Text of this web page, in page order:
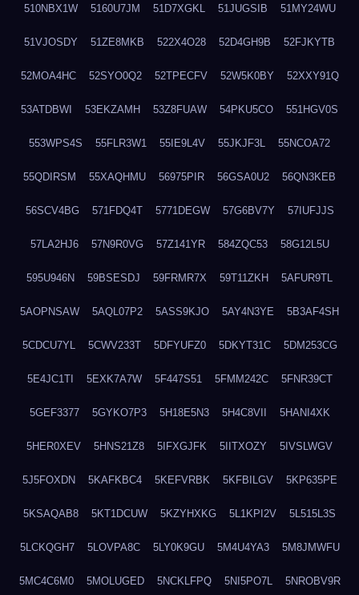
510NBX1W 5160U7JM 51D7XGKL 51JUGSIB 51MY24WU
51VJOSDY 51ZE8MKB 522X4O28 52D4GH9B 52FJKYTB
52MOA4HC 52SYO0Q2 52TPECFV 52W5K0BY 52XXY91Q
53ATDBWI 53EKZAMH 53Z8FUAW 54PKU5CO 551HGV0S
553WPS4S 55FLR3W1 55IE9L4V 55JKJF3L 55NCOA72
55QDIRSM 55XAQHMU 56975PIR 56GSA0U2 56QN3KEB
56SCV4BG 571FDQ4T 5771DEGW 57G6BV7Y 57IUFJJS
57LA2HJ6 57N9R0VG 57Z141YR 584ZQC53 58G12L5U
595U946N 59BSESDJ 59FRMR7X 59T11ZKH 5AFUR9TL
5AOPNSAW 5AQL07P2 5ASS9KJO 5AY4N3YE 5B3AF4SH
5CDCU7YL 5CWV233T 5DFYUFZ0 5DKYT31C 5DM253CG
5E4JC1TI 5EXK7A7W 5F447S51 5FMM242C 5FNR39CT
5GEF3377 5GYKO7P3 5H18E5N3 5H4C8VII 5HANI4XK
5HER0XEV 5HNS21Z8 5IFXGJFK 5IITXOZY 5IVSLWGV
5J5FOXDN 5KAFKBC4 5KEFVRBK 5KFBILGV 5KP635PE
5KSAQAB8 5KT1DCUW 5KZYHXKG 5L1KPI2V 5L515L3S
5LCKQGH7 5LOVPA8C 5LY0K9GU 5M4U4YA3 5M8JMWFU
5MC4C6M0 5MOLUGED 5NCKLFPQ 5NI5PO7L 5NROBV9R